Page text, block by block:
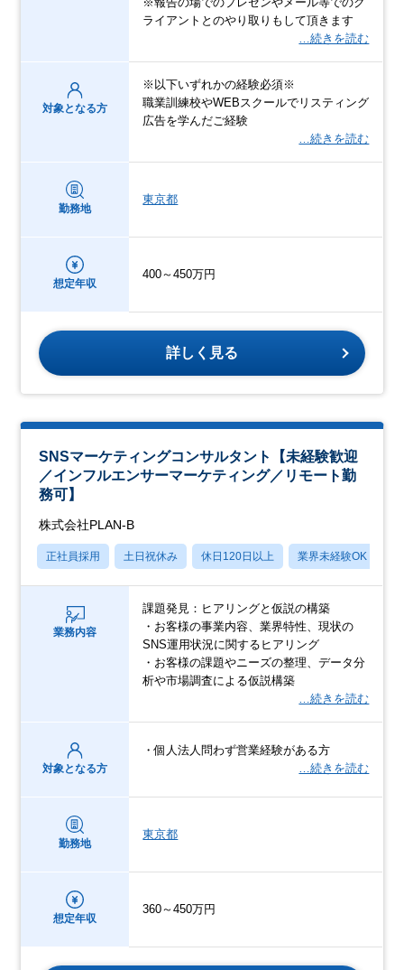
ライアントとのやり取りもして頂きます
…続きを読む
対象となる方
※以下いずれかの経験必須※
職業訓練校やWEBスクールでリスティング
広告を学んだご経験
…続きを読む
勤務地
東京都
想定年収
400～450万円
詳しく見る
SNSマーケティングコンサルタント【未経験歓迎
／インフルエンサーマーケティング／リモート勤
務可】
株式会社PLAN-B
正社員採用 土日祝休み 休日120日以上 業界未経験OK
業務内容
課題発見：ヒアリングと仮説の構築
・お客様の事業内容、業界特性、現状の
SNS運用状況に関するヒアリング
・お客様の課題やニーズの整理、データ分
析や市場調査による仮説構築
…続きを読む
対象となる方
・個人法人問わず営業経験がある方
…続きを読む
勤務地
東京都
想定年収
360～450万円